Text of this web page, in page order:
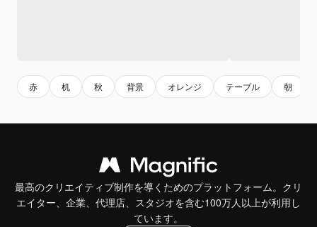
赤 机 秋 背景 オレンジ テーブル 朝
最高のクリエイティブ制作を導くためのプラットフォーム。クリ
エイター、企業、代理店、スタジオを含む100万人以上が利用し
ています。